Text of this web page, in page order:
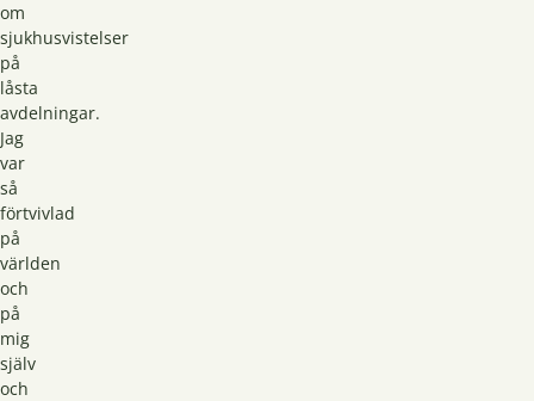
om
sjukhusvistelser
på
låsta
avdelningar.
Jag
var
så
förtvivlad
på
världen
och
på
mig
själv
och